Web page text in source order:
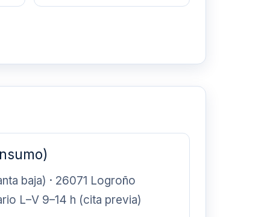
baja) · 26071 Logroño
L–V 9–14 h (cita previa)